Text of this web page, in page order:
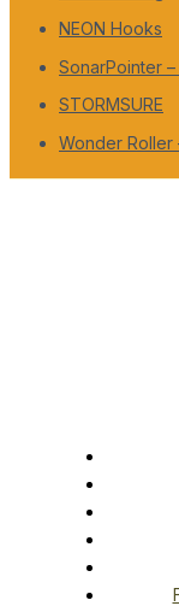
NEON Hooks
SonarPointer
STORMSURE
Wonder Roller